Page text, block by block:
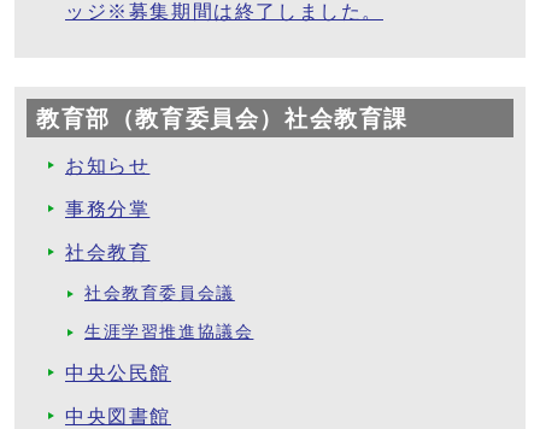
ッジ※募集期間は終了しました。
教育部（教育委員会）社会教育課
お知らせ
事務分掌
社会教育
社会教育委員会議
生涯学習推進協議会
中央公民館
中央図書館